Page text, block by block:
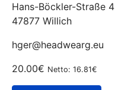
Hans-Böckler-Straße 4
47877 Willich
hger@headwearg.eu
20.00€ Netto: 16.81€